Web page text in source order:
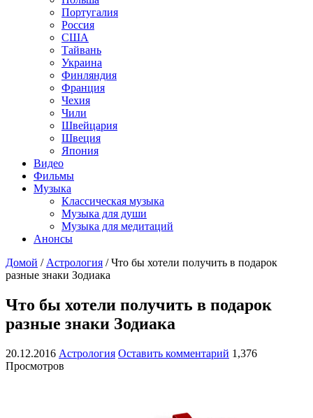
Португалия
Россия
США
Тайвань
Украина
Финляндия
Франция
Чехия
Чили
Швейцария
Швеция
Япония
Видео
Фильмы
Музыка
Классическая музыка
Музыка для души
Музыка для медитаций
Анонсы
Домой / Астрология / Что бы хотели получить в подарок
разные знаки Зодиака
Что бы хотели получить в подарок
разные знаки Зодиака
20.12.2016 Астрология Оставить комментарий 1,376
Просмотров